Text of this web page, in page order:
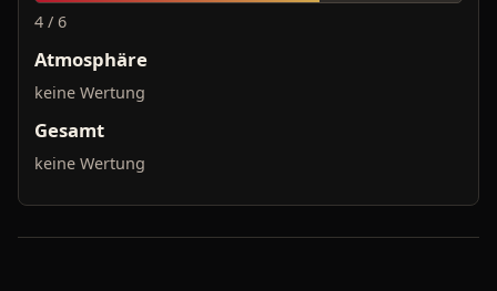
4 / 6
Atmosphäre
keine Wertung
Gesamt
keine Wertung